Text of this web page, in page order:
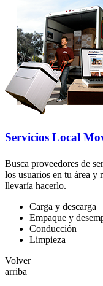
Servicios Local
Busca proveedores de
los usuarios en tu área y
llevaría hacerlo.
Carga y descarga
Empaque y
Conducción
Limpieza
Volver
arriba